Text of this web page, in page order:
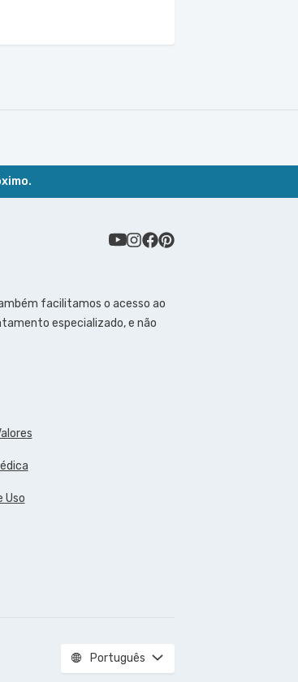
facilitamos o acesso ao
especializado, e não
Uso
Português